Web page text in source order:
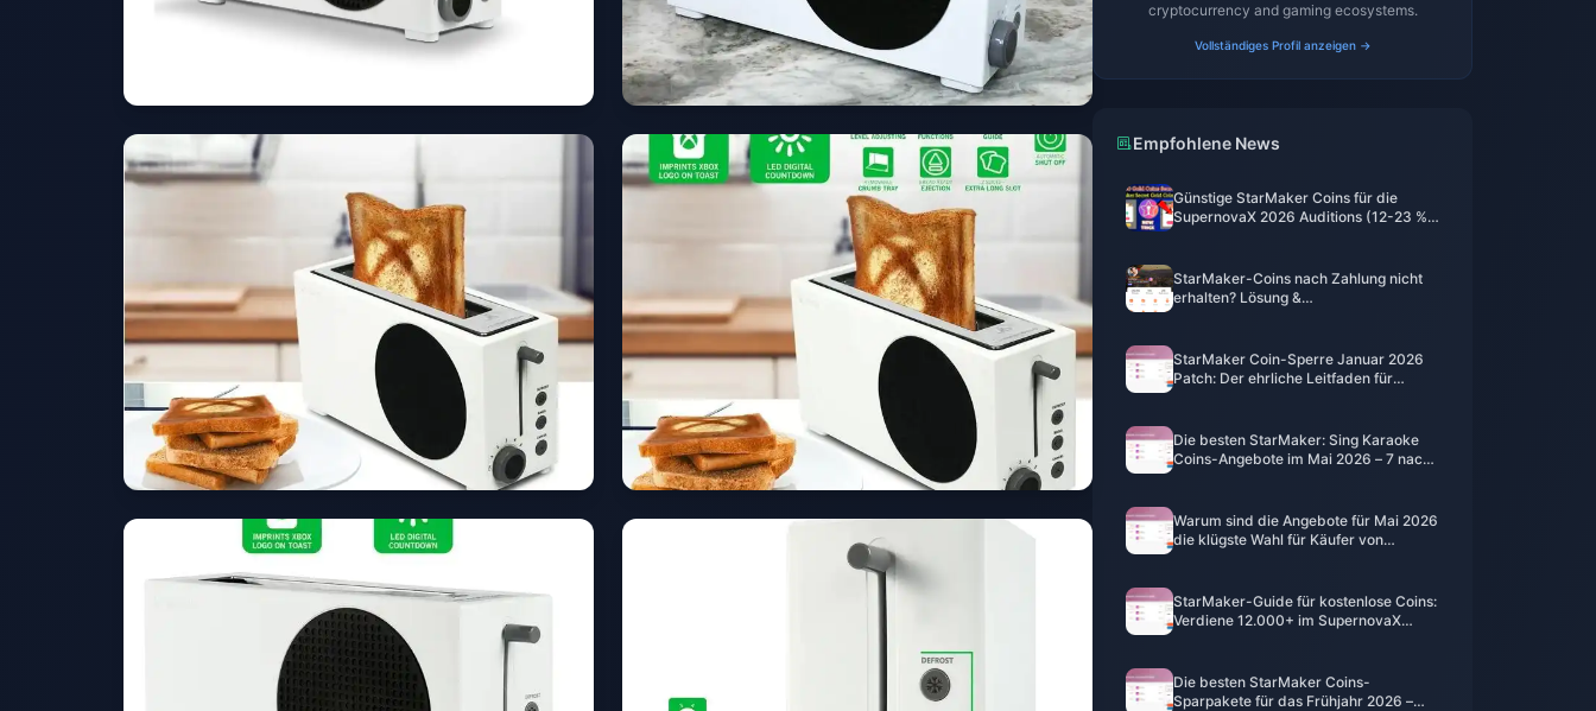
cryptocurrency and gaming ecosystems.
Vollständiges Profil anzeigen →
Empfohlene News
Günstige StarMaker Coins für die
SupernovaX 2026 Auditions (12-23 %
StarMaker-Coins nach Zahlung nicht
erhalten? Lösung &
StarMaker Coin-Sperre Januar 2026
Patch: Der ehrliche Leitfaden für
Die besten StarMaker: Sing Karaoke
Coins-Angebote im Mai 2026 – 7 nach
Warum sind die Angebote für Mai 2026
die klügste Wahl für Käufer von
StarMaker-Guide für kostenlose Coins:
Verdiene 12.000+ im SupernovaX
Die besten StarMaker Coins-
Sparpakete für das Frühjahr 2026 –